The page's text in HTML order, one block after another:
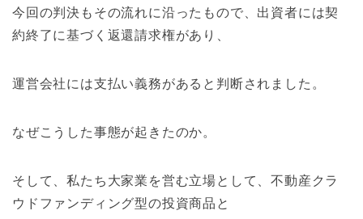
今回の判決もその流れに沿ったもので、出資者には契
約終了に基づく返還請求権があり、
運営会社には支払い義務があると判断されました。
なぜこうした事態が起きたのか。
そして、私たち大家業を営む立場として、不動産クラ
ウドファンディング型の投資商品と